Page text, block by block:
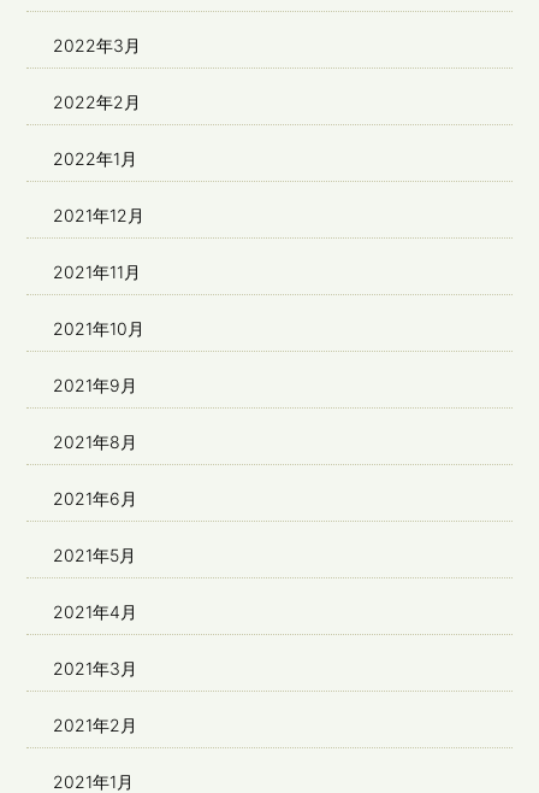
2022年3月
2022年2月
2022年1月
2021年12月
2021年11月
2021年10月
2021年9月
2021年8月
2021年6月
2021年5月
2021年4月
2021年3月
2021年2月
2021年1月